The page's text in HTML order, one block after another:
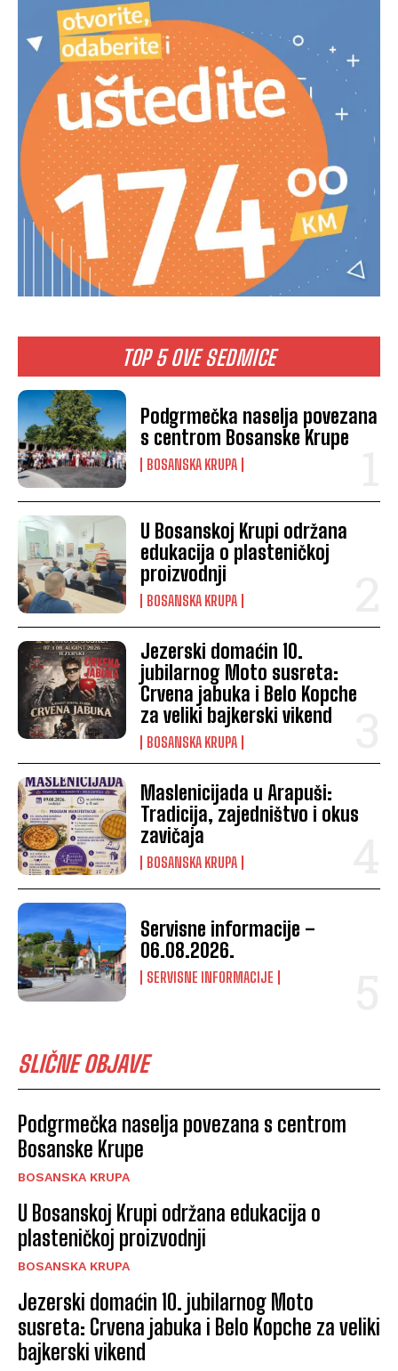
TOP 5 OVE SEDMICE
Podgrmečka naselja povezana
s centrom Bosanske Krupe
BOSANSKA KRUPA
U Bosanskoj Krupi održana
edukacija o plasteničkoj
proizvodnji
BOSANSKA KRUPA
Jezerski domaćin 10.
jubilarnog Moto susreta:
Crvena jabuka i Belo Kopche
za veliki bajkerski vikend
BOSANSKA KRUPA
Maslenicijada u Arapuši:
Tradicija, zajedništvo i okus
zavičaja
BOSANSKA KRUPA
Servisne informacije –
06.08.2026.
SERVISNE INFORMACIJE
SLIČNE OBJAVE
Podgrmečka naselja povezana s centrom
Bosanske Krupe
BOSANSKA KRUPA
U Bosanskoj Krupi održana edukacija o
plasteničkoj proizvodnji
BOSANSKA KRUPA
Jezerski domaćin 10. jubilarnog Moto
susreta: Crvena jabuka i Belo Kopche za veliki
bajkerski vikend